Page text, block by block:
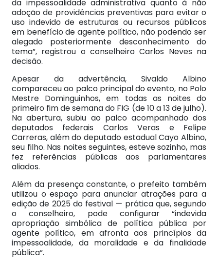
da impessoalidade administrativa quanto à não
adoção de providências preventivas para evitar o
uso indevido de estruturas ou recursos públicos
em benefício de agente político, não podendo ser
alegado posteriormente desconhecimento do
tema”, registrou o conselheiro Carlos Neves na
decisão.
Apesar da advertência, Sivaldo Albino
compareceu ao palco principal do evento, no Polo
Mestre Dominguinhos, em todas as noites do
primeiro fim de semana do FIG (de 10 a 13 de julho).
Na abertura, subiu ao palco acompanhado dos
deputados federais Carlos Veras e Felipe
Carreras, além do deputado estadual Cayo Albino,
seu filho. Nas noites seguintes, esteve sozinho, mas
fez referências públicas aos parlamentares
aliados.
Além da presença constante, o prefeito também
utilizou o espaço para anunciar atrações para a
edição de 2025 do festival — prática que, segundo
o conselheiro, pode configurar “indevida
apropriação simbólica de política pública por
agente político, em afronta aos princípios da
impessoalidade, da moralidade e da finalidade
pública”.